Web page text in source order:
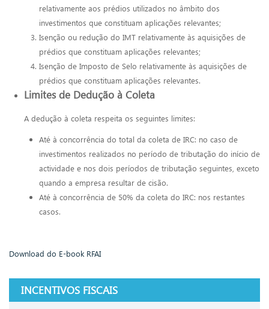
relativamente aos prédios utilizados no âmbito dos
investimentos que constituam aplicações relevantes;
Isenção ou redução do IMT relativamente às aquisições de
prédios que constituam aplicações relevantes;
Isenção de Imposto de Selo relativamente às aquisições de
prédios que constituam aplicações relevantes.
Limites de Dedução à Coleta
A dedução à coleta respeita os seguintes limites:
Até à concorrência do total da coleta de IRC: no caso de
investimentos realizados no período de tributação do início de
actividade e nos dois períodos de tributação seguintes, exceto
quando a empresa resultar de cisão.
Até à concorrência de 50% da coleta do IRC: nos restantes
casos.
Download do E-book RFAI
INCENTIVOS FISCAIS